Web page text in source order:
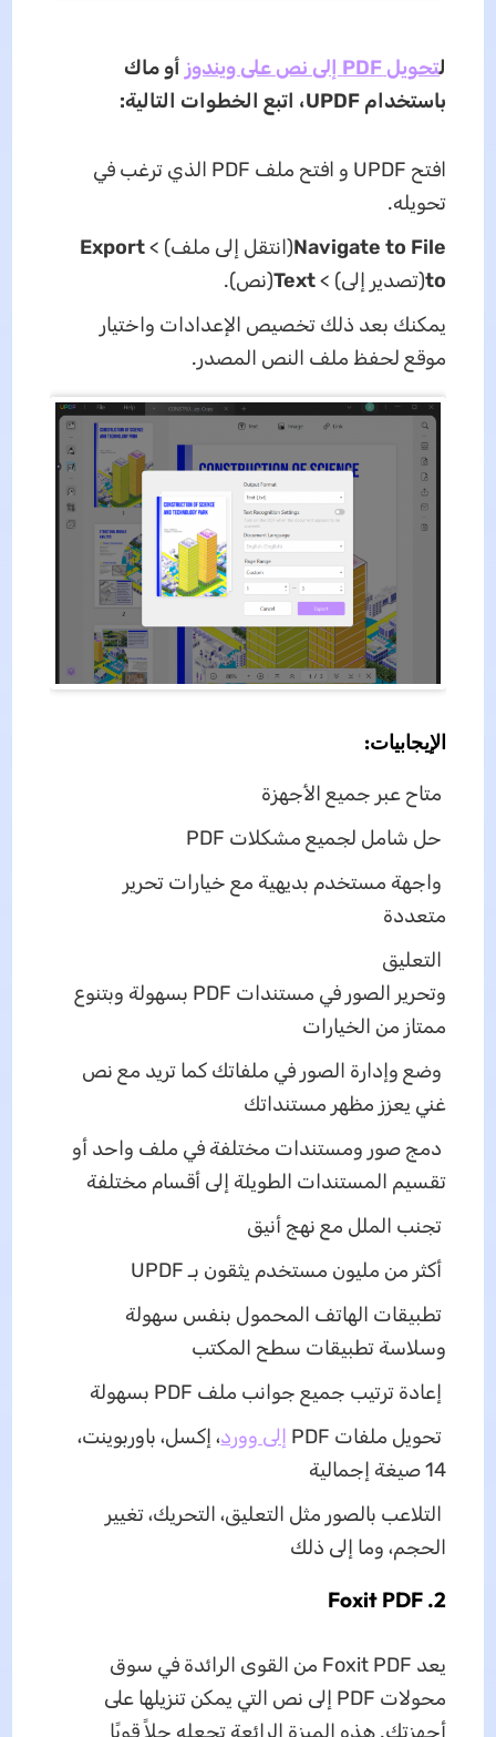
لتحويل PDF إلى نص على ويندوز
أو ماك
باستخدام UPDF، اتبع الخطوات التالية:
افتح UPDF و افتح ملف PDF الذي ترغب في
تحويله.
Navigate to File(انتقل إلى ملف) >Export
to(تصدير إلى) >Text(نص).
يمكنك بعد ذلك تخصيص الإعدادات واختيار
موقع لحفظ ملف النص المصدر.
الإيجابيات:
متاح عبر جميع الأجهزة
حل شامل لجميع مشكلات PDF
واجهة مستخدم بديهية مع خيارات تحرير
متعددة
التعليق
وتحرير الصور في مستندات PDF بسهولة وبتنوع
ممتاز من الخيارات
وضع وإدارة الصور في ملفاتك كما تريد مع نص
غني يعزز مظهر مستنداتك
دمج صور ومستندات مختلفة في ملف واحد أو
تقسيم المستندات الطويلة إلى أقسام مختلفة
تجنب الملل مع نهج أنيق
أكثر من مليون مستخدم يثقون بـ UPDF
تطبيقات الهاتف المحمول بنفس سهولة
وسلاسة تطبيقات سطح المكتب
إعادة ترتيب جميع جوانب ملف PDF بسهولة
تحويل ملفات PDF
إلى وورد، إكسل، باوربوينت،
14 صيغة إجمالية
التلاعب بالصور مثل التعليق، التحريك، تغيير
الحجم، وما إلى ذلك
2. Foxit PDF
يعد Foxit PDF من القوى الرائدة في سوق
محولات PDF إلى نص التي يمكن تنزيلها على
أجهزتك. هذه الميزة الرائعة تجعله حلاً قويًا